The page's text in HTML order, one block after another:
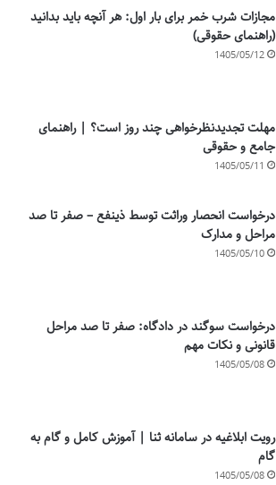
مجازات شرب خمر برای بار اول: هر آنچه باید بدانید
(راهنمای حقوقی)
1405/05/12
مهلت تجدیدنظرخواهی چند روز است؟ | راهنمای
جامع و حقوقی
1405/05/11
درخواست انحصار وراثت توسط ذینفع – صفر تا صد
مراحل و مدارک
1405/05/10
درخواست سوگند در دادگاه: صفر تا صد مراحل
قانونی و نکات مهم
1405/05/08
رویت ابلاغیه در سامانه ثنا | آموزش کامل و گام به
گام
1405/05/08